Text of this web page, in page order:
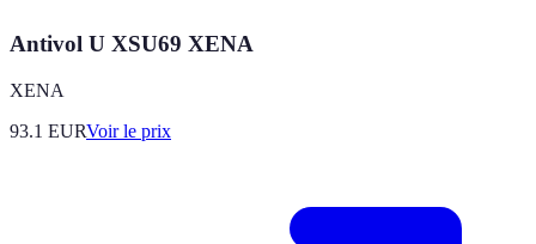
Antivol U XSU69 XENA
XENA
93.1 EURVoir le prix